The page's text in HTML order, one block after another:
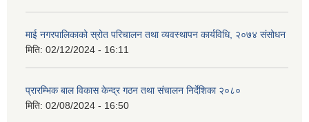
माई नगरपालिकाको स्रोत परिचालन तथा व्यवस्थापन कार्यविधि, २०७४ संसोधन
मिति: 02/12/2024 - 16:11
प्रारम्भिक बाल विकास केन्द्र गठन तथा संचालन निर्देशिका २०८०
मिति: 02/08/2024 - 16:50